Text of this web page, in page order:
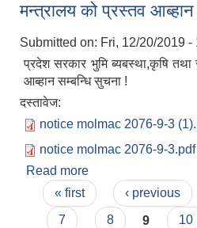
मन्त्रालय को प्रस्तव
Submitted on: Fri, 12/20/2019 -
प्रदेश सरकार भुमि ब्यबस्था,कृषि तथा
आब्हान सम्बन्धि सुचना !
दस्तावेज:
notice molmac 2076-9-3
notice molmac 2076-9-3.pdf
Read more
मन्त्रालय को प्रस्तव
Pages
« first ‹ previous
7
8 9 10